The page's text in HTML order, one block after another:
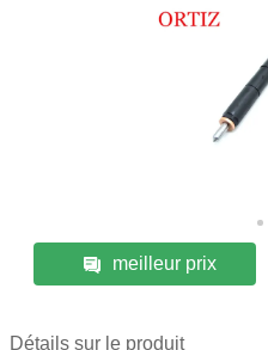
meilleur prix
Détails sur le produit